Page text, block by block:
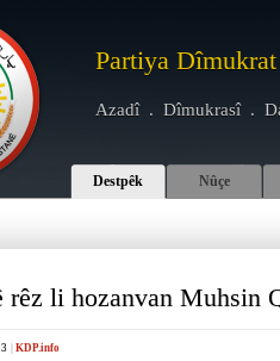
Destpêk Nûçe
Partiya
Azadî . Dîmukrasî .
rêz li hozanvan Muhsin
KDP.info